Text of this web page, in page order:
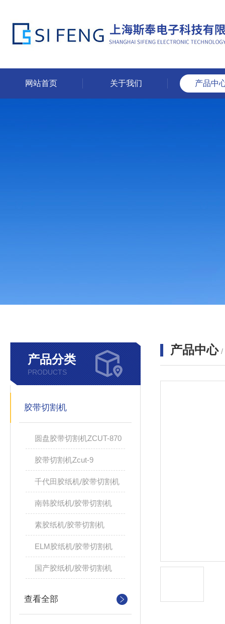
网站首页 关于我们 产品中
产品分类
PRODUCTS
胶带切割机
圆盘胶带切割机ZCUT-870
胶带切割机Zcut-9
千代田胶纸机/胶带切割机
南韩胶纸机/胶带切割机
素胶纸机/胶带切割机
ELM胶纸机/胶带切割机
国产胶纸机/胶带切割机
查看全部
产品中心 /